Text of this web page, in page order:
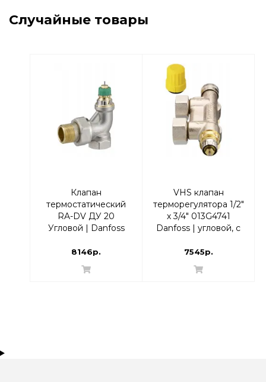
Случайные товары
Клапан
термостатический
RA-DV ДУ 20
Угловой | Danfoss
8146р.
VHS клапан
терморегулятора 1/2"
х 3/4" 013G4741
Danfoss | угловой, с
7545р.